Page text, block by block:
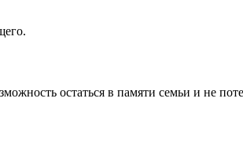
остаться в памяти семьи и не